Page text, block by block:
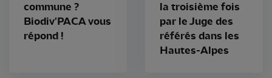
commune ?
Biodiv'PACA vous
répond !
la troisième fois
par le Juge des
référés dans les
Hautes-Alpes